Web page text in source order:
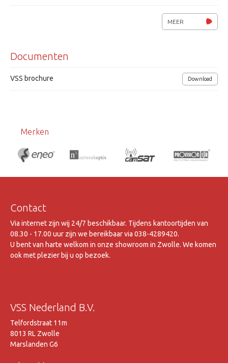
MEER
Documenten
VSS brochure Download
Merken
Contact
Via internet zijn wij 24/7 beschikbaar. Tijdens kantoortijden van
08.30 - 17.00 uur zijn we bereikbaar via 038-4289420.
U bent van harte welkom in onze showroom in Zwolle. We komen
ook met plezier bij u op bezoek.
VSS Nederland B.V.
Telfordstraat 11m
8013 RL Zwolle
Marslanden G6